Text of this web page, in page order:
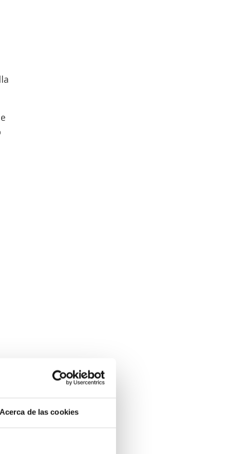
Acerca de las cookies